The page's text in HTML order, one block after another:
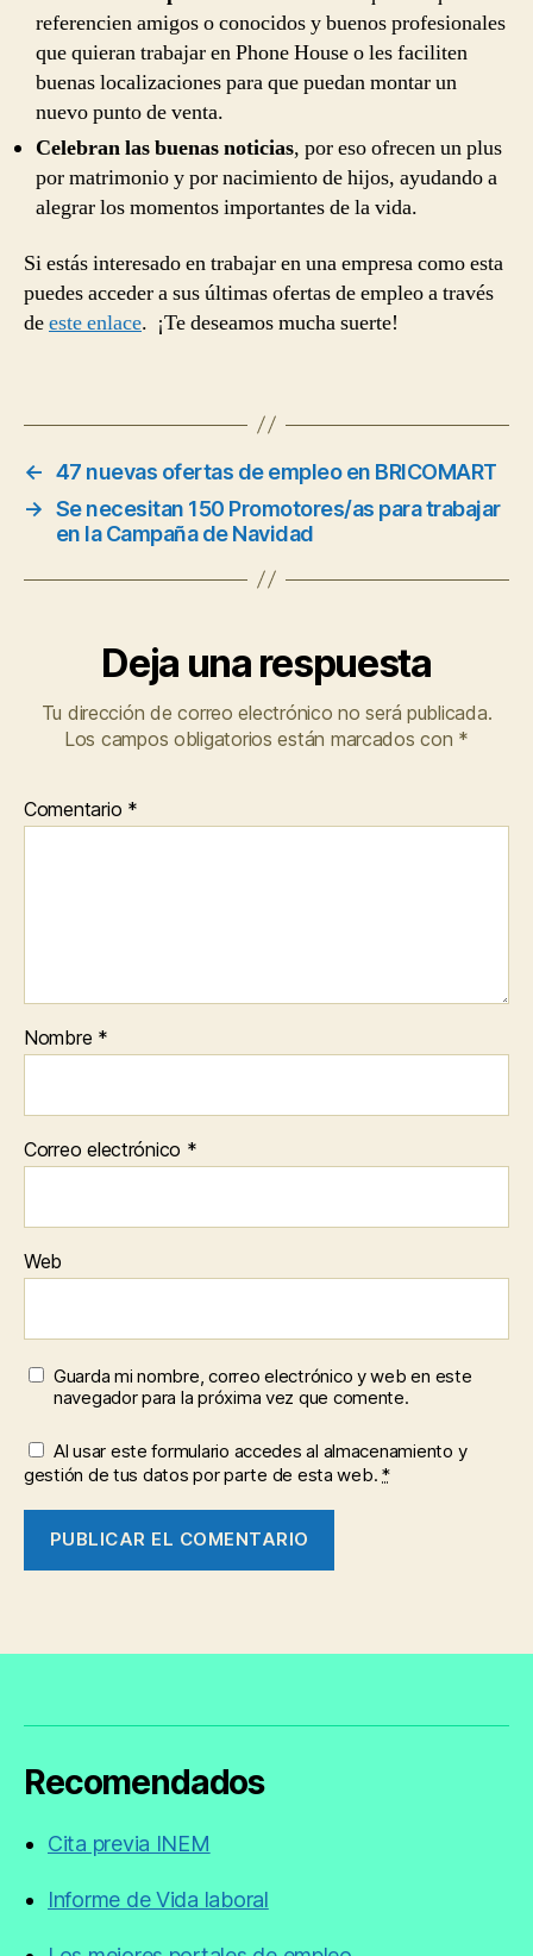
referencien amigos o conocidos y buenos profesionales
que quieran trabajar en Phone House o les faciliten
buenas localizaciones para que puedan montar un
nuevo punto de venta.
Celebran las buenas noticias, por eso ofrecen un plus
por matrimonio y por nacimiento de hijos, ayudando a
alegrar los momentos importantes de la vida.
Si estás interesado en trabajar en una empresa como esta
puedes acceder a sus últimas ofertas de empleo a través
deeste enlace. ¡Te deseamos mucha suerte!
← 47 nuevas ofertas de empleo en BRICOMART
→ Se necesitan 150 Promotores/as para trabajar
en la Campaña de Navidad
Deja una respuesta
Tu dirección de correo electrónico no será publicada.
Los campos obligatorios están marcados con *
Comentario *
Nombre *
Correo electrónico *
Web
Guarda mi nombre, correo electrónico y web en este
navegador para la próxima vez que comente.
Al usar este formulario accedes al almacenamiento y
gestión de tus datos por parte de esta web.*
Recomendados
Cita previa INEM
Informe de Vida laboral